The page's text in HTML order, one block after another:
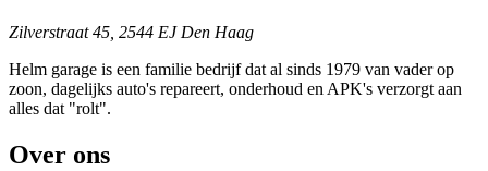
Zilverstraat 45, 2544 EJ Den Haag
Helm garage is een familie bedrijf dat al sinds 1979 van vader op
zoon, dagelijks auto's repareert, onderhoud en APK's verzorgt aan
alles dat "rolt".
Over ons